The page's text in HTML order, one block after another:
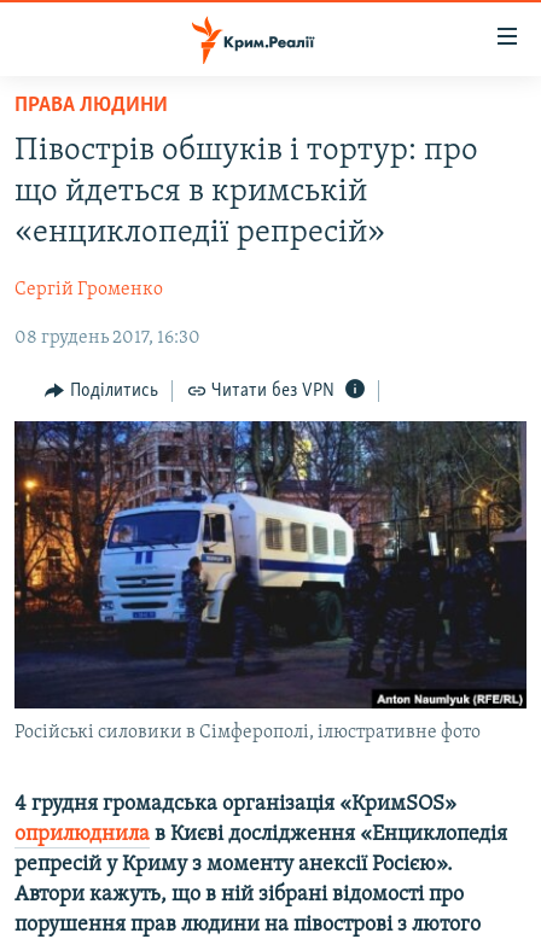
Перейти
основного
матеріалу
до
основної
навігації
Перейти
пошуку
ВОДА.КРИМ
БЛОГИ
ПОГЛЯД
ІНТЕРВ'Ю
ВСЕ ЗА ДЕНЬ
СПЕЦПРОЕКТИ
ДЕПОРТАЦІЯ
ВІДЕОУРОКИ «ELIFBE»
СВІДЧЕННЯ ОКУПАЦІЇ
УКРАЇНСЬКА ПРОБЛЕМА КРИМУ
ЯК ОБІЙТИ БЛОКУВАННЯ
Русский
Qırımtatar
Усі сайти RFE/RL
ПРАВА ЛЮДИНИ
Півострів обшуків і тортур: про
що йдеться в кримській
«енциклопедії репресій»
Сергій Громенко
08 грудень 2017, 16:30
Поділитись Читати без VPN
Російські силовики в Сімферополі, ілюстративне фото
4 грудня громадська організація «КримSOS»
оприлюднила в Києві дослідження «Енциклопедія
репресій у Криму з моменту анексії Росією».
Автори кажуть, що в ній зібрані відомості про
порушення прав людини на півострові з лютого